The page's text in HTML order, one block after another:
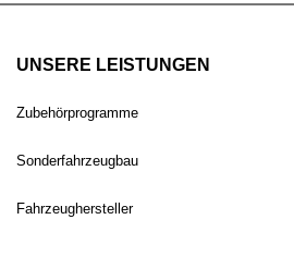
UNSERE LEISTUNGEN
Zubehörprogramme
Sonderfahrzeugbau
Fahrzeughersteller